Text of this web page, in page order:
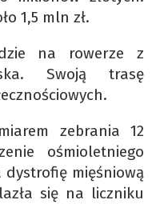
1,5 mln zł.
na rowerze z
Swoją trasę
zebrania 12
ośmioletniego
dystrofię mięśniową
się na liczniku